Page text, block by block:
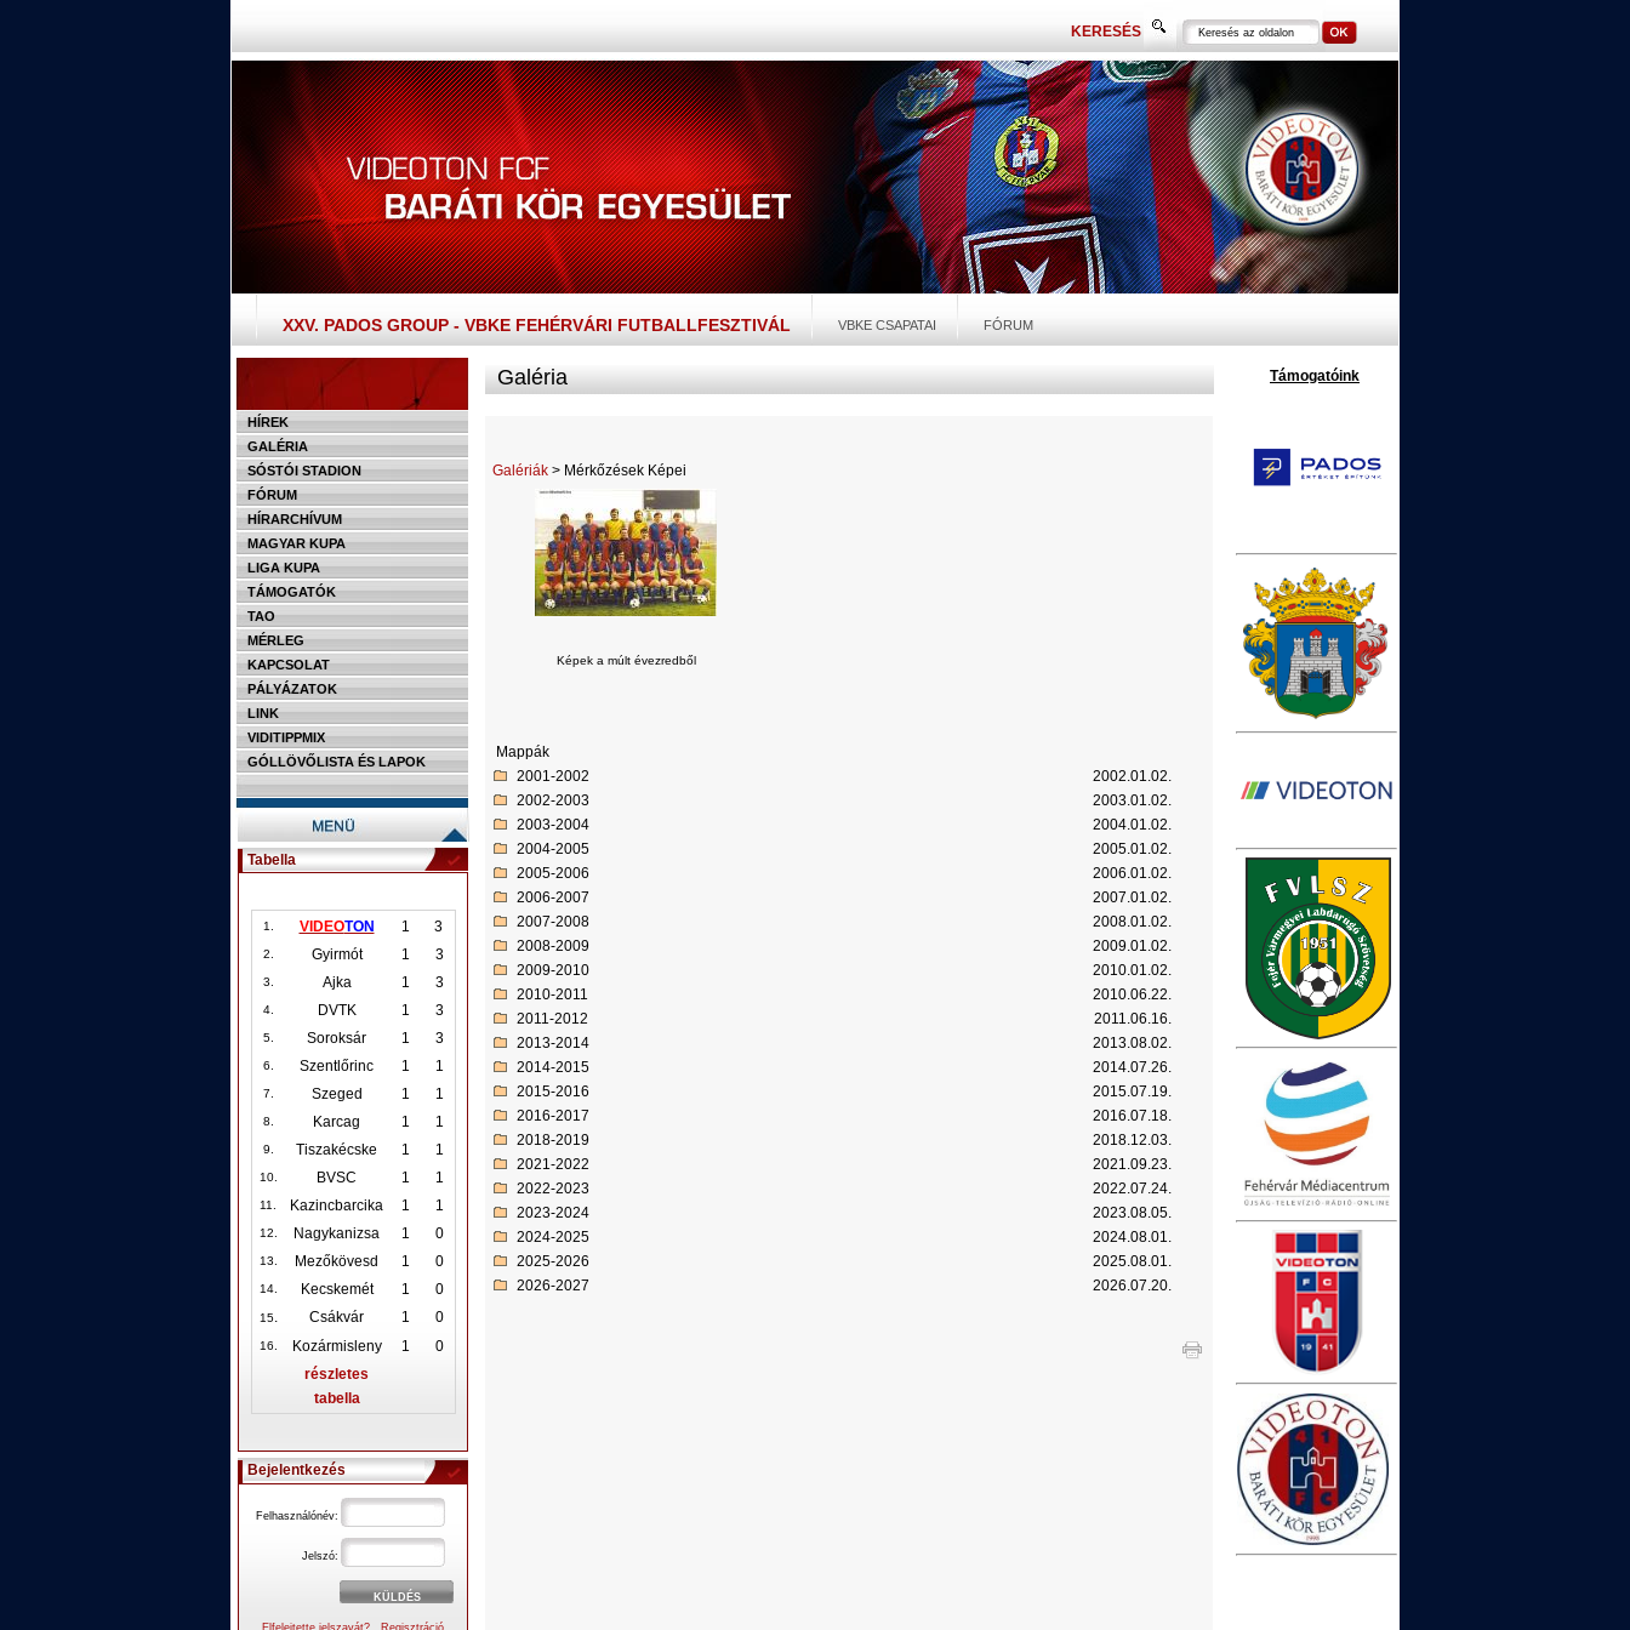
KERESÉS
XXV. PADOS GROUP - VBKE FEHÉRVÁRI FUTBALLFESZTIVÁL VBKE CSAPATAI FÓRUM
HÍREK
GALÉRIA
SÓSTÓI STADION
FÓRUM
HÍRARCHÍVUM
MAGYAR KUPA
LIGA KUPA
TÁMOGATÓK
TAO
MÉRLEG
KAPCSOLAT
PÁLYÁZATOK
LINK
VIDITIPPMIX
GÓLLÖVŐLISTA ÉS LAPOK
Tabella
1. VIDEOTON 1 3
2. Gyirmót 1 3
3. Ajka 1 3
4. DVTK 1 3
5. Soroksár 1 3
6. Szentlőrinc 1 1
7. Szeged 1 1
8. Karcag 1 1
9. Tiszakécske 1 1
10. BVSC 1 1
11. Kazincbarcika 1 1
12. Nagykanizsa 1 0
13. Mezőkövesd 1 0
14. Kecskemét 1 0
15. Csákvár 1 0
16. Kozármisleny 1
0
részletes
tabella
Bejelentkezés
Felhasználónév:
Jelszó:
Elfelejtette jelszavát? Regisztráció
Galéria
Galériák > Mérkőzések Képei
Képek a múlt évezredből
Mappák
2001-2002
2002.01.02.
2002-2003
2003.01.02.
2003-2004
2004.01.02.
2004-2005
2005.01.02.
2005-2006
2006.01.02.
2006-2007
2007.01.02.
2007-2008
2008.01.02.
2008-2009
2009.01.02.
2009-2010
2010.01.02.
2010-2011
2010.06.22.
2011-2012
2011.06.16.
2013-2014
2013.08.02.
2014-2015
2014.07.26.
2015-2016
2015.07.19.
2016-2017
2016.07.18.
2018-2019
2018.12.03.
2021-2022
2021.09.23.
2022-2023
2022.07.24.
2023-2024
2023.08.05.
2024-2025
2024.08.01.
2025-2026
2025.08.01.
2026-2027
2026.07.20.
Támogatóink